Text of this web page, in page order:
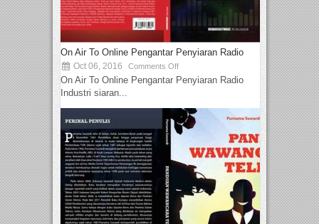
On Air To Online Pengantar Penyiaran Radio
Oct 06, 2016 Comments Off
On Air To Online Pengantar Penyiaran Radio
Industri siaran...